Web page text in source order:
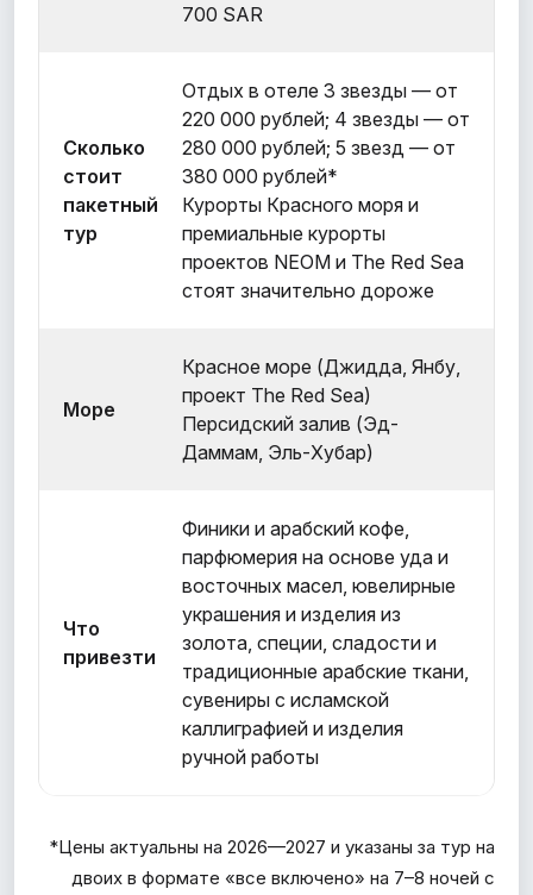
700 SAR
Сколько
стоит
пакетный
тур
Отдых в отеле 3 звезды — от
220 000 рублей; 4 звезды — от
280 000 рублей; 5 звезд — от
380 000 рублей*
Курорты Красного моря и
премиальные курорты
проектов NEOM и The Red Sea
стоят значительно дороже
Море
Красное море (Джидда, Янбу,
проект The Red Sea)
Персидский залив (Эд-
Даммам, Эль-Хубар)
Что
привезти
Финики и арабский кофе,
парфюмерия на основе уда и
восточных масел, ювелирные
украшения и изделия из
золота, специи, сладости и
традиционные арабские ткани,
сувениры с исламской
каллиграфией и изделия
ручной работы
*Цены актуальны на 2026—2027 и указаны за тур на
двоих в формате «все включено» на 7–8 ночей с